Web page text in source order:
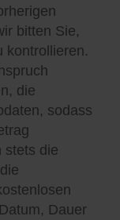
bitten Sie,
kontrollieren.
die
sodass
stets die
Dauer